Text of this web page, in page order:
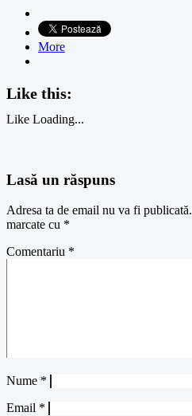
More
Like this:
Like Loading...
Lasă un răspuns
Adresa ta de email nu va fi publicată.
marcate cu *
Comentariu *
Nume *
Email *